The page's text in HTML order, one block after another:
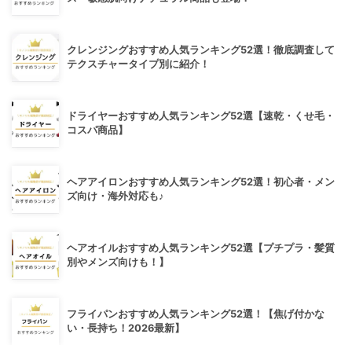
クレンジングおすすめ人気ランキング52選！徹底調査して
テクスチャータイプ別に紹介！
ドライヤーおすすめ人気ランキング52選【速乾・くせ毛・
コスパ商品】
ヘアアイロンおすすめ人気ランキング52選！初心者・メン
ズ向け・海外対応も♪
ヘアオイルおすすめ人気ランキング52選【プチプラ・髪質
別やメンズ向けも！】
フライパンおすすめ人気ランキング52選！【焦げ付かな
い・長持ち！2026最新】